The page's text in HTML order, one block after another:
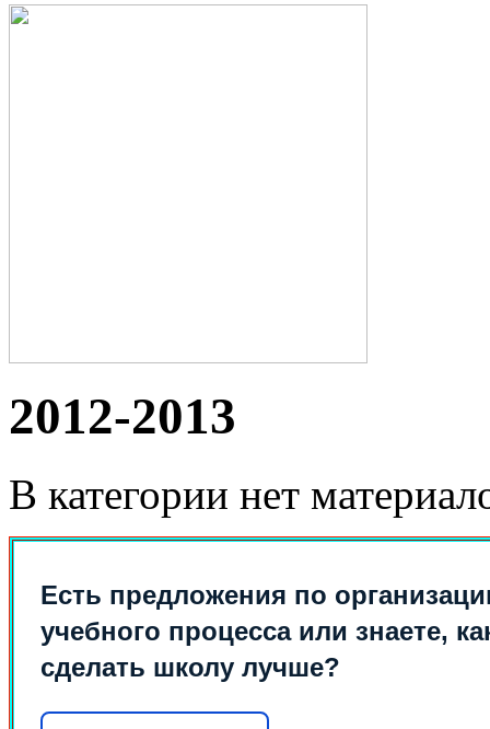
2012-2013
В категории нет
Есть предложения по
учебного процесса или знаете,
сделать школу лучше?